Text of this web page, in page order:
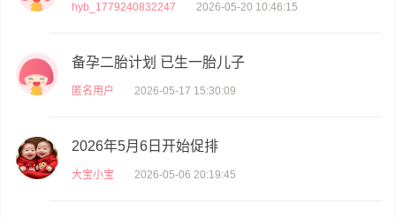
hyb_1779240832247 2026-05-20 10:46:15
备孕二胎计划 已生一胎儿子
匿名用户 2026-05-17 15:30:09
2026年5月6日开始促排
大宝小宝 2026-05-06 20:19:45